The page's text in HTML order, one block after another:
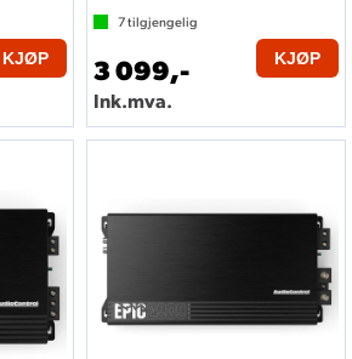
KJØP
7tilgjengelig
3 099,-
Ink.mva.
KJØP